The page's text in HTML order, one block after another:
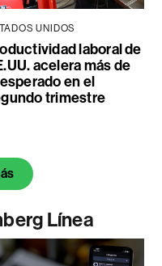
UNIDOS
laboral de
acelera más de
en el
trimestre
Línea